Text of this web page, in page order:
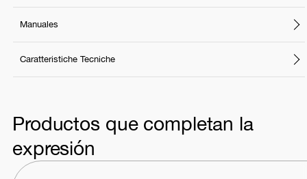
Manuales
Caratteristiche Tecniche
Productos que completan la
expresión